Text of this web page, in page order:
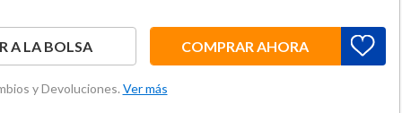
A LA BOLSA COMPRAR AHORA
y Devoluciones. Ver más